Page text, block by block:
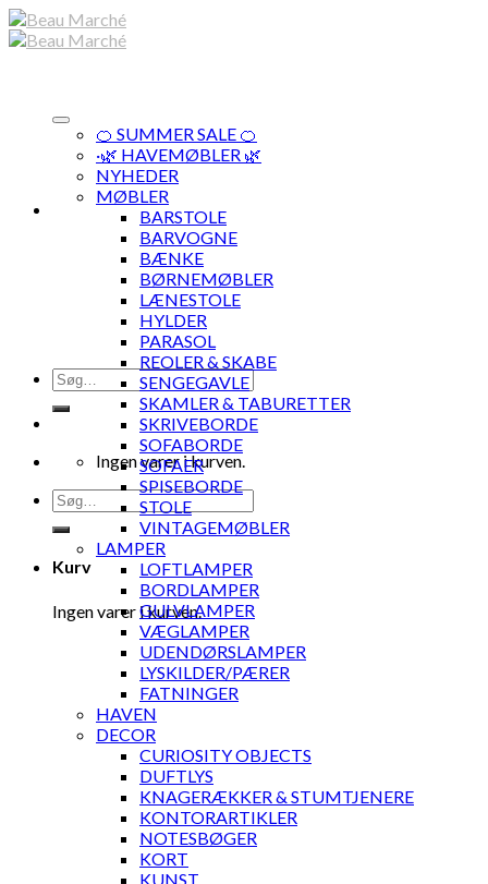
Skip
to
Søg
efter:
Ingen varer i kurven.
Søg
efter:
Kurv
Ingen varer i kurven.
🍊 SUMMER SALE 🍊
·🌿 HAVEMØBLER 🌿
NYHEDER
MØBLER
BARSTOLE
BARVOGNE
BÆNKE
BØRNEMØBLER
LÆNESTOLE
HYLDER
PARASOL
REOLER & SKABE
SENGEGAVLE
SKAMLER & TABURETTER
SKRIVEBORDE
SOFABORDE
SOFAER
SPISEBORDE
STOLE
VINTAGEMØBLER
LAMPER
LOFTLAMPER
BORDLAMPER
GULVLAMPER
VÆGLAMPER
UDENDØRSLAMPER
LYSKILDER/PÆRER
FATNINGER
HAVEN
DECOR
CURIOSITY OBJECTS
DUFTLYS
KNAGERÆKKER & STUMTJENERE
KONTORARTIKLER
NOTESBØGER
KORT
KUNST